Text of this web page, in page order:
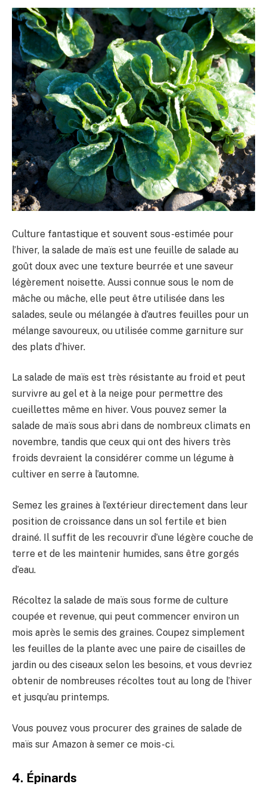
Culture fantastique et souvent sous-estimée pour
l’hiver, la salade de maïs est une feuille de salade au
goût doux avec une texture beurrée et une saveur
légèrement noisette. Aussi connue sous le nom de
mâche ou mâche, elle peut être utilisée dans les
salades, seule ou mélangée à d’autres feuilles pour un
mélange savoureux, ou utilisée comme garniture sur
des plats d’hiver.
La salade de maïs est très résistante au froid et peut
survivre au gel et à la neige pour permettre des
cueillettes même en hiver. Vous pouvez semer la
salade de maïs sous abri dans de nombreux climats en
novembre, tandis que ceux qui ont des hivers très
froids devraient la considérer comme un légume à
cultiver en serre à l’automne.
Semez les graines à l’extérieur directement dans leur
position de croissance dans un sol fertile et bien
drainé. Il suffit de les recouvrir d’une légère couche de
terre et de les maintenir humides, sans être gorgés
d’eau.
Récoltez la salade de maïs sous forme de culture
coupée et revenue, qui peut commencer environ un
mois après le semis des graines. Coupez simplement
les feuilles de la plante avec une paire de cisailles de
jardin ou des ciseaux selon les besoins, et vous devriez
obtenir de nombreuses récoltes tout au long de l’hiver
et jusqu’au printemps.
Vous pouvez vous procurer des graines de salade de
maïs sur Amazon à semer ce mois-ci.
4. Épinards